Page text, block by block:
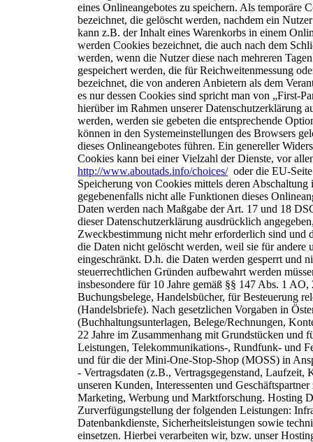
eines Onlineangebotes zu speichern. Als temporäre
bezeichnet, die gelöscht werden, nachdem ein
kann z.B. der Inhalt eines Warenkorbs in einem
werden Cookies bezeichnet, die auch nach dem
werden, wenn die Nutzer diese nach mehreren
gespeichert werden, die fürReichweitenmessung
bezeichnet, die von anderen Anbietern als dem
es nur dessen Cookies sind spricht man von „First-
hierüber im Rahmen unserer Datenschutzerklärung
werden, werden sie gebeten die entsprechende
können in den Systemeinstellungen des Browsers
dieses Onlineangebotes führen. Ein genereller
Cookies kann bei einerVielzahl der Dienste, vor
http://www.aboutads.info/choices/ oder die EU-
Speicherung von Cookies mittels deren Abschaltung
gegebenenfalls nicht alle Funktionen dieses
Daten werden nach Maßgabe der Art. 17 und 18
dieser Datenschutzerklärung ausdrücklich
Zweckbestimmung nicht mehr erforderlich sind und
die Daten nicht gelöscht werden, weil sie für andere
eingeschränkt. D.h. die Daten werden gesperrt und
steuerrechtlichen Gründen aufbewahrt werden
insbesondere für 10 Jahre gemäß §§ 147 Abs. 1 AO,
Buchungsbelege, Handelsbücher, fürBesteuerung
(Handelsbriefe). Nach gesetzlichen Vorgaben in
(Buchhaltungsunterlagen, Belege/Rechnungen,
22 Jahre im Zusammenhang mit Grundstücken und
Leistungen, Telekommunikations-, Rundfunk- und
und für die der Mini-One-Stop-Shop (MOSS) in
- Vertragsdaten (z.B., Vertragsgegenstand, Laufzeit,
unseren Kunden, Interessenten und
Marketing, Werbung und Marktforschung. Hosting
Zurverfügungstellung der folgenden Leistungen:
Datenbankdienste, Sicherheitsleistungen sowie
einsetzen. Hierbei verarbeiten wir, bzw. unser